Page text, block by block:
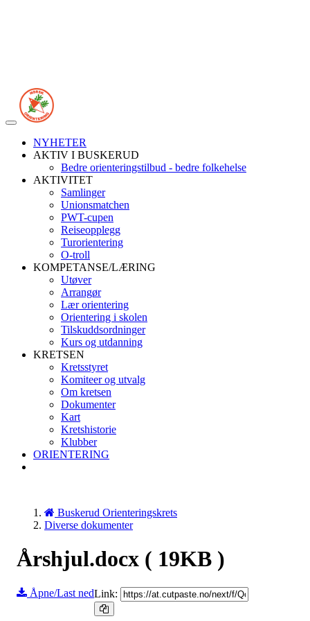
Veksle
navigasjonNYHETER
AKTIV I BUSKERUD
Bedre orienteringstilbud - bedre folkehelse
AKTIVITET
Samlinger
Unionsmatchen
PWT-cupen
Reiseopplegg
Turorientering
O-troll
KOMPETANSE/LÆRING
Utøver
Arrangør
Lær orientering
Orientering i skolen
Tilskuddsordninger
Kurs og utdanning
KRETSEN
Kretsstyret
Komiteer og utvalg
Om kretsen
Dokumenter
Kart
Kretshistorie
Klubber
ORIENTERING
Buskerud Orienteringskrets
Diverse dokumenter
Årshjul.docx ( 19KB )
Åpne/Last nedLink: